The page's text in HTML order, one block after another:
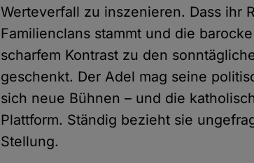
Werteverfall zu inszenieren. Dass ihr
Familienclans stammt und die
scharfem Kontrast zu den
geschenkt. Der Adel mag seine
sich neue Bühnen – und die
Plattform. Ständig bezieht sie
Stellung.